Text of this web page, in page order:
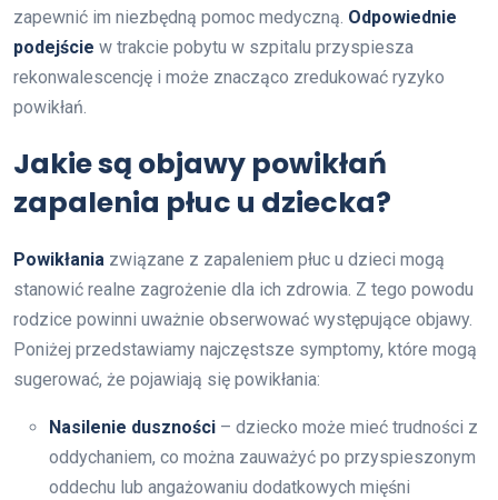
zapewnić im niezbędną pomoc medyczną. Odpowiednie
podejście w trakcie pobytu w szpitalu przyspiesza
rekonwalescencję i może znacząco zredukować ryzyko
powikłań.
Jakie są objawy powikłań
zapalenia płuc u dziecka?
Powikłania związane z zapaleniem płuc u dzieci mogą
stanowić realne zagrożenie dla ich zdrowia. Z tego powodu
rodzice powinni uważnie obserwować występujące objawy.
Poniżej przedstawiamy najczęstsze symptomy, które mogą
sugerować, że pojawiają się powikłania:
Nasilenie duszności – dziecko może mieć trudności z
oddychaniem, co można zauważyć po przyspieszonym
oddechu lub angażowaniu dodatkowych mięśni